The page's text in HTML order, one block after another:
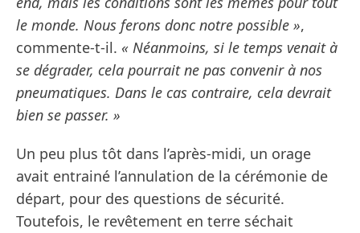
le monde. Nous ferons donc notre possible »,
commente-t-il. « Néanmoins, si le temps venait à
se dégrader, cela pourrait ne pas convenir à nos
pneumatiques. Dans le cas contraire, cela devrait
bien se passer. »
Un peu plus tôt dans l’après-midi, un orage
avait entrainé l’annulation de la cérémonie de
départ, pour des questions de sécurité.
Toutefois, le revêtement en terre séchait